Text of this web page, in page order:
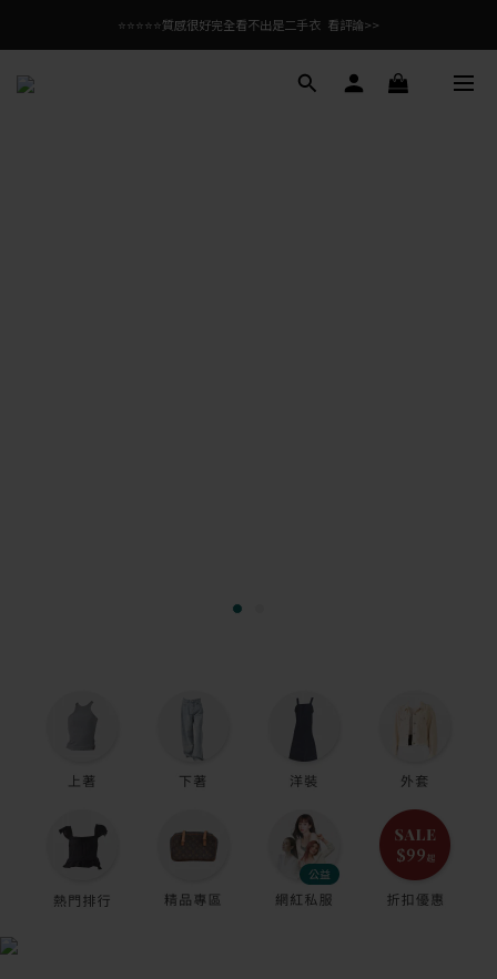
⭐⭐⭐⭐⭐質感很好完全看不出是二手衣  看評論>>